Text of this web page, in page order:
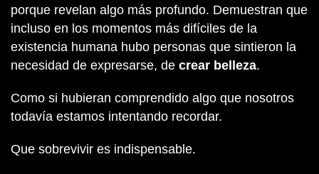
porque revelan algo más profundo. Demuestran que
incluso en los momentos más difíciles de la
existencia humana hubo personas que sintieron la
necesidad de expresarse, de crear belleza.
Como si hubieran comprendido algo que nosotros
todavía estamos intentando recordar.
Que sobrevivir es indispensable.